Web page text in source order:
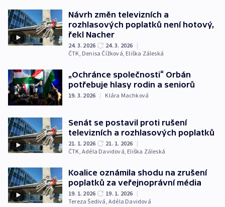
Návrh změn televizních a
rozhlasových poplatků není hotový,
řekl Nacher
24. 3. 2026 24. 3. 2026 |
ČTK, Denisa Čížková, Eliška Záleská
„Ochránce společnosti“ Orbán
potřebuje hlasy rodin a seniorů
19. 3. 2026 | Klára Machková
Senát se postavil proti rušení
televizních a rozhlasových poplatků
21. 1. 2026 21. 1. 2026 |
ČTK ,Adéla Davidová Eliška Záleská
Koalice oznámila shodu na zrušení
poplatků za veřejnoprávní média
19. 1. 2026 19. 1. 2026 |
Tereza Šedivá ,Adéla Davidová